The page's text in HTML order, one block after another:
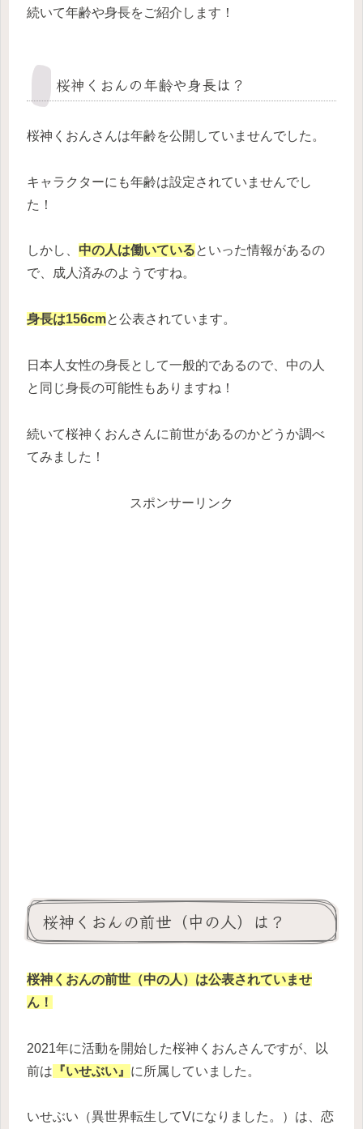
続いて年齢や身長をご紹介します！
桜神くおんの年齢や身長は？
桜神くおんさんは年齢を公開していませんでした。
キャラクターにも年齢は設定されていませんでし
た！
しかし、 中の人は働いているといった情報があるの
で、成人済みのようですね。
身長は156cmと公表されています。
日本人女性の身長として一般的であるので、中の人
と同じ身長の可能性もありますね！
続いて桜神くおんさんに前世があるのかどうか調べ
てみました！
スポンサーリンク
桜神くおんの前世（中の人）は？
桜神くおんの前世（中の人）は公表されていませ
ん！
2021年に活動を開始した桜神くおんさんですが、以
前は 『いせぶい』 に所属していました。
いせぶい（異世界転生してVになりました。）は、恋